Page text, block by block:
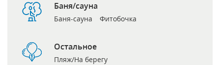
Баня/сауна
Баня-сауна Фитобочка
Остальное
Пляж/На берегу